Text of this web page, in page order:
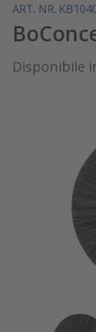
ART. NR.
Disponibile